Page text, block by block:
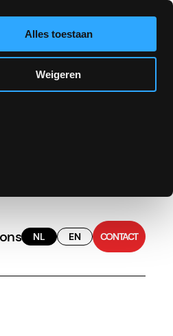
Alles toestaan
Weigeren
NL EN CONTACT